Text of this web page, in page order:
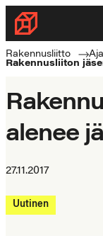
Siirry
suoraan
sisältöön
Rakennusliitto
Rakennusalan
ammattilaisten
Rakennusliitto
Rakennusliiton
alenee
27.11.2017
Uutinen